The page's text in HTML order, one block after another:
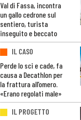
Val di Fassa, incontra
un gallo cedrone sul
sentiero, turista
inseguito e beccato
IL CASO
Perde lo sci e cade, fa
causa a Decathlon per
la frattura all’omero.
«Erano regolati male»
IL PROGETTO